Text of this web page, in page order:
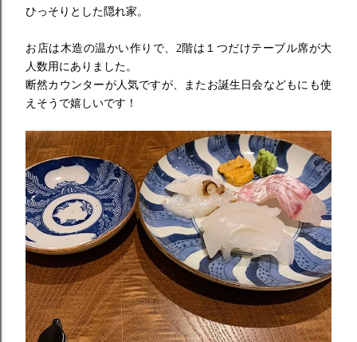
ひっそりとした隠れ家。
お店は木造の温かい作りで、 2階は１つだけテーブル席が大
人数用 にありました。
断然カウンターが人気ですが、
またお誕生日会などもにも使
えそうで嬉しいです！